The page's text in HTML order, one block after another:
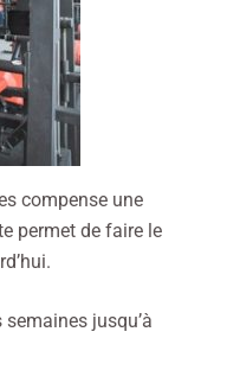
compense une
permet de faire le
jusqu’à